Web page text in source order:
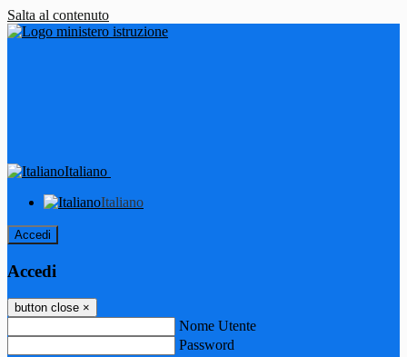
Salta al contenuto
Italiano
Italiano
Accedi
Accedi
button close ×
Nome Utente
Password